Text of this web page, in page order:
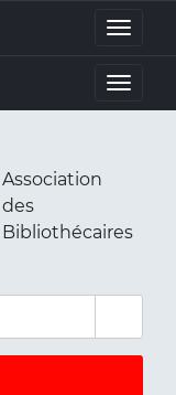
Toggle
Toggle
Association
des
Bibliothécaires